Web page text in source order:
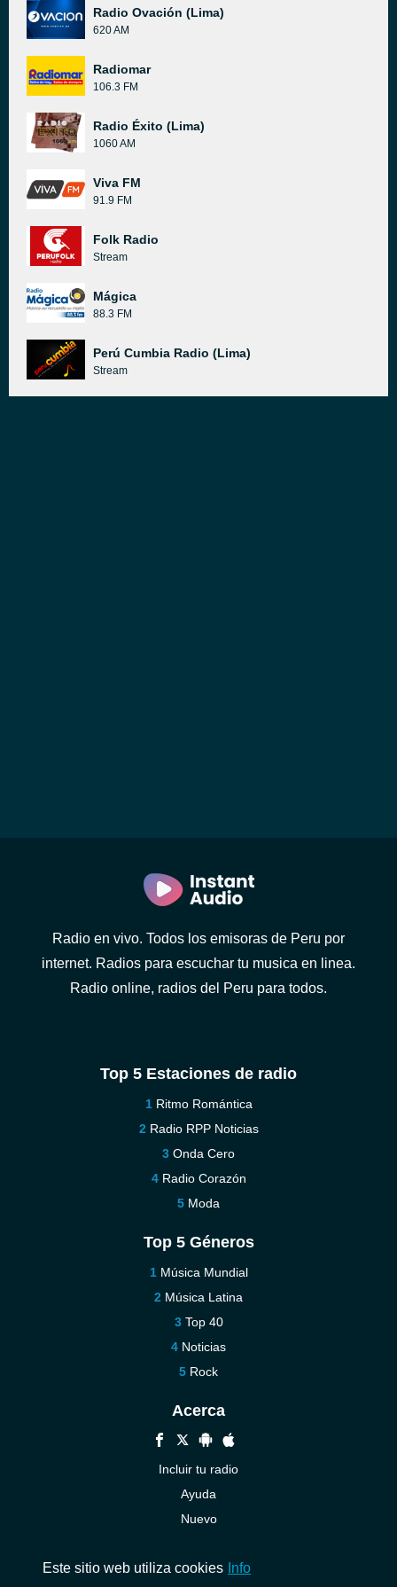
Radio Ovación (Lima)
620 AM
Radiomar
106.3 FM
Radio Éxito (Lima)
1060 AM
Viva FM
91.9 FM
Folk Radio
Stream
Mágica
88.3 FM
Perú Cumbia Radio (Lima)
Stream
Radio en vivo. Todos los emisoras de Peru por
internet. Radios para escuchar tu musica en linea.
Radio online, radios del Peru para todos.
Top 5 Estaciones de radio
Ritmo Romántica
Radio RPP Noticias
Onda Cero
Radio Corazón
Moda
Top 5 Géneros
Música Mundial
Música Latina
Top 40
Noticias
Rock
Acerca
Incluir tu radio
Ayuda
Nuevo
Este sitio web utiliza cookies Info